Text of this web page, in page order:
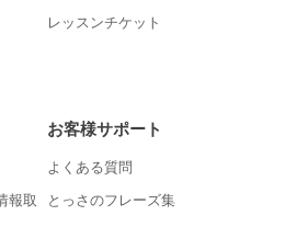
レッスンチケット
報取
お客様サポート
よくある質問
とっさのフレーズ集